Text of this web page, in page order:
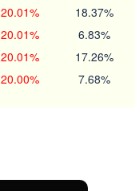
20.01% 18.37%
20.01% 6.83%
20.01% 17.26%
20.00% 7.68%